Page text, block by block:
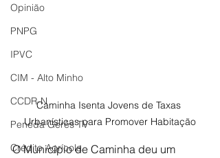
Opinião
PNPG
IPVC
CIM - Alto Minho
CCDR-N
Peneda Gerês TV
Crédito Agrícola
Caminha Isenta Jovens de Taxas
Urbanísticas para Promover Habitação
O Município de Caminha deu um